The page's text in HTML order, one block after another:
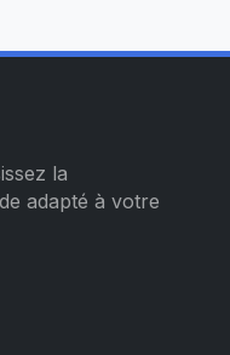
la
adapté à votre